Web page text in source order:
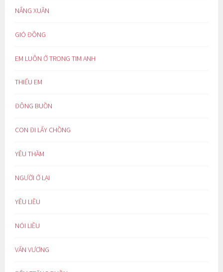
NẮNG XUÂN
GIÓ ĐÔNG
EM LUÔN Ở TRONG TIM ANH
THIẾU EM
ĐÔNG BUỒN
CON ĐI LẤY CHỒNG
YÊU THẦM
NGƯỜI Ở LẠI
YÊU LIỀU
NÓI LIỀU
VẤN VƯƠNG